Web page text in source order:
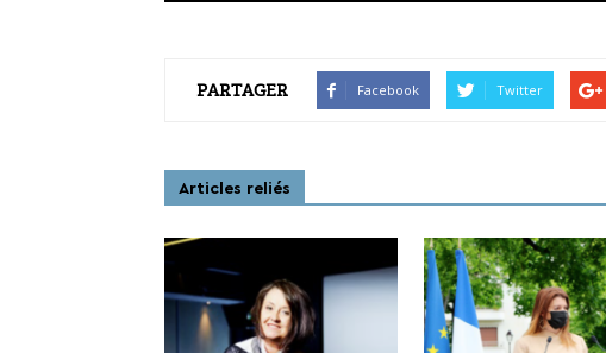
PARTAGER Facebook Twitter
Articles reliés